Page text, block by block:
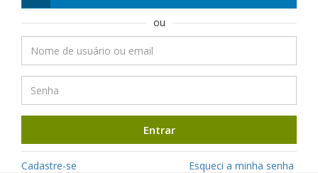
ou
Entrar
Cadastre-se Esqueci a minha senha